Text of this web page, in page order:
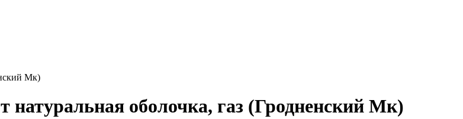
Мк)
оболочка, газ (Гродненский Мк)